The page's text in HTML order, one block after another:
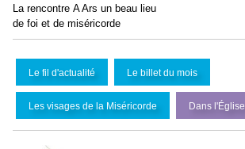
La rencontre A Ars un beau lieu
de foi et de miséricorde
Le fil d'actualité Le billet du mois
Les visages de la Miséricorde Dans l'Église